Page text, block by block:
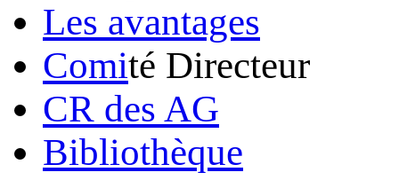
Les avantages
Comité Directeur
CR des AG
Bibliothèque